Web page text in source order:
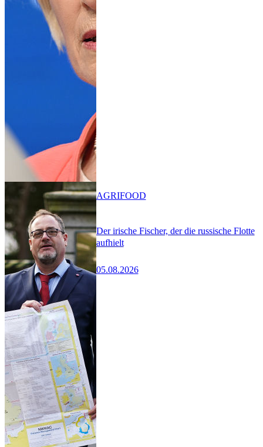
Der irische Fischer, der die russische Flotte
aufhielt
05.08.2026
AGRIFOOD